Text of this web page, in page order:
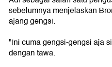
sebelumnya menjelaskan
ajang gengsi.
"Ini cuma gengsi-gengsi aja
dengan tawa.